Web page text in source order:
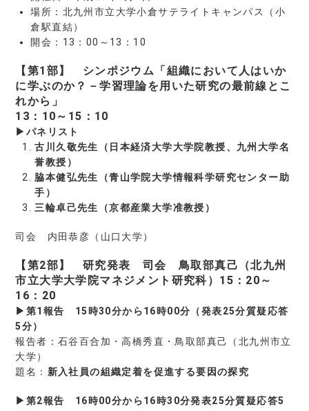
場所：北九州市立大学小倉サテライトキャンパス（小
倉駅直結）
開会：13：00～13：10
【第1部】 シンポジウム「組織において人はいか
に学ぶのか？－学習理論を用いた研究の最前線とこ
れから」
13：10～15：10
▶パネリスト
古川久敬先生（日本経済大学大学院教授、九州大学名
誉教授）
脇本健弘先生（青山学院大学情報科学研究センター助
手）
三輪卓己先生（京都産業大学准教授）
司会 内田恭彦（山口大学）
【第2部】 研究発表 司会 鳥取部真己（北九州
市立大学大学院マネジメント研究科）15：20～
16：20
▶第1報告 15時30分から16時00分（発表25分質疑応答
5分）
報告者：石谷百合加・高橋秀直・鳥取部真己（北九州市立
大学）
題名： 新入社員の組織定着を促進する要因の探究
▶第2報告 16時00分から16時30分発表25分質疑応答5